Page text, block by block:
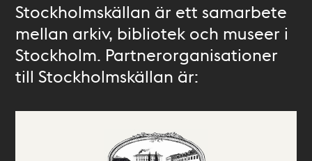
Stockholmskällan är ett samarbete
mellan arkiv, bibliotek och museer i
Stockholm. Partnerorganisationer
till Stockholmskällan är: